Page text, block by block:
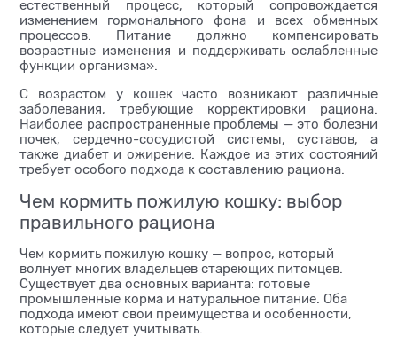
естественный процесс, который сопровождается
изменением гормонального фона и всех обменных
процессов. Питание должно компенсировать
возрастные изменения и поддерживать ослабленные
функции организма».
С возрастом у кошек часто возникают различные
заболевания, требующие корректировки рациона.
Наиболее распространенные проблемы — это болезни
почек, сердечно-сосудистой системы, суставов, а
также диабет и ожирение. Каждое из этих состояний
требует особого подхода к составлению рациона.
Чем кормить пожилую кошку: выбор
правильного рациона
Чем кормить пожилую кошку — вопрос, который
волнует многих владельцев стареющих питомцев.
Существует два основных варианта: готовые
промышленные корма и натуральное питание. Оба
подхода имеют свои преимущества и особенности,
которые следует учитывать.